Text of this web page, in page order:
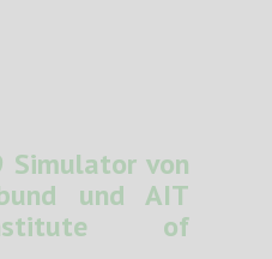
Simulator von
und AIT
of